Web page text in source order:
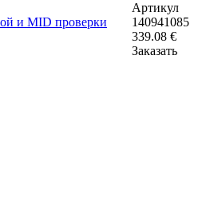
Артикул
140941085
339.08 €
Заказать